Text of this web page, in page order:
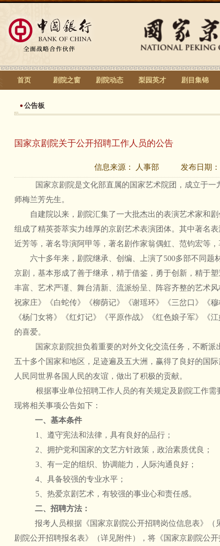
首页 剧院之窗 剧院动态 梨园英才 剧目集锦
公告板
国家京剧院关于公开招聘工作人员的公告
信息来源： 人事部 发布日期：
国家京剧院是文化部直属的国家艺术院团，成立于
师梅兰芳先生。
自建院以来，剧院汇集了一大批杰出的表演艺术家和剧
组成了精英荟萃实力雄厚的京剧艺术表演团体。其中著名
近芳等，著名导演阿甲等，著名剧作家翁偶虹、范钧宏等
六十多年来，剧院继承、创编、上演了500多部不同题
京剧，基本形成了善于继承，精于借鉴，勇于创新，精于
丰富、艺术严谨、舞台清新、流派纷呈、阵容齐整的艺术
祝家庄》《白蛇传》《柳荫记》《谢瑶环》《三岔口》《
《杨门女将》《红灯记》《平原作战》《红色娘子军》《
的喜爱。
国家京剧院担负着重要的对外文化交流任务，不断
五十多个国家和地区，足迹遍及五大洲，赢得了良好的国
人民同世界各国人民的友谊，做出了积极的贡献。
根据事业单位招聘工作人员的有关规定及剧院工作
现将相关事项公告如下：
一、基本条件
1、遵守宪法和法律，具有良好的品行；
2、拥护党和国家的文艺方针政策，政治素质优良；
3、有一定的组织、协调能力，人际沟通良好；
4、具备较强的专业水平；
5、热爱京剧艺术，有较强的事业心和责任感。
二、招聘方法：
报考人员根据《国家京剧院公开招聘岗位信息表》
剧院公开招聘报名表》（详见附件），将《国家京剧院公